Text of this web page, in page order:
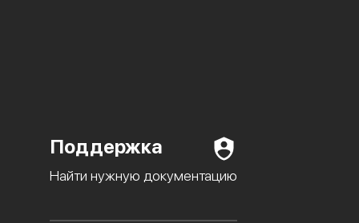
Поддержка
Найти нужную документацию